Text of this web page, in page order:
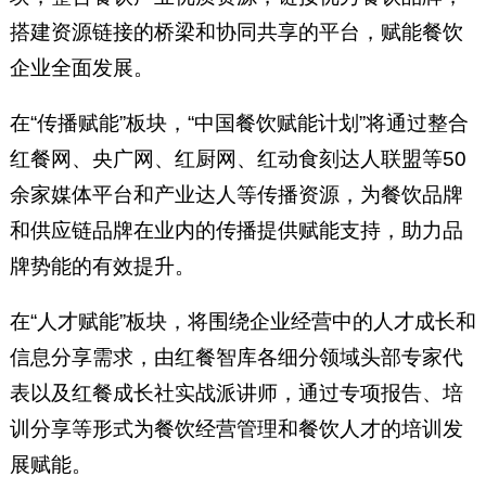
搭建资源链接的桥梁和协同共享的平台，赋能餐饮
企业全面发展。
在“传播赋能”板块，“中国餐饮赋能计划”将通过整合
红餐网、央广网、红厨网、红动食刻达人联盟等50
余家媒体平台和产业达人等传播资源，为餐饮品牌
和供应链品牌在业内的传播提供赋能支持，助力品
牌势能的有效提升。
在“人才赋能”板块，将围绕企业经营中的人才成长和
信息分享需求，由红餐智库各细分领域头部专家代
表以及红餐成长社实战派讲师，通过专项报告、培
训分享等形式为餐饮经营管理和餐饮人才的培训发
展赋能。